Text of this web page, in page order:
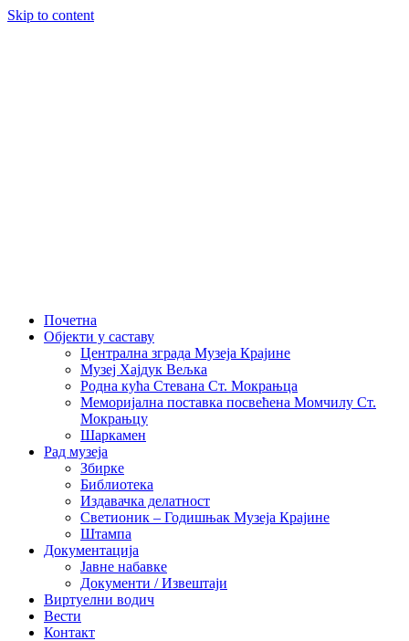
Skip to content
Почетна
Објекти у саставу
Централна зграда Музеја Крајине
Музеј Хајдук Вељка
Родна кућа Стевана Ст. Мокрањца
Меморијална поставка посвећена Момчилу Ст.
Мокрањцу
Шаркамен
Рад музеја
Збирке
Библиотека
Издавачка делатност
Светионик – Годишњак Музеја Крајине
Штампа
Документација
Јавне набавке
Документи / Извештаји
Виртуелни водич
Вести
Контакт